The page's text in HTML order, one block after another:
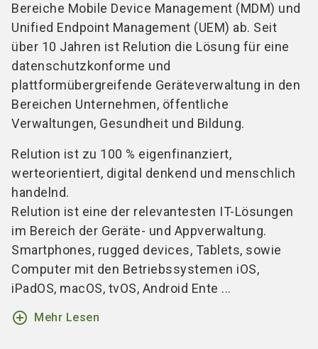
Bereiche Mobile Device Management (MDM) und
Unified Endpoint Management (UEM) ab. Seit
über 10 Jahren ist Relution die Lösung für eine
datenschutzkonforme und
plattformübergreifende Geräteverwaltung in den
Bereichen Unternehmen, öffentliche
Verwaltungen, Gesundheit und Bildung.
Relution ist zu 100 % eigenfinanziert,
werteorientiert, digital denkend und menschlich
handelnd.
Relution ist eine der relevantesten IT-Lösungen
im Bereich der Geräte- und Appverwaltung.
Smartphones, rugged devices, Tablets, sowie
Computer mit den Betriebssystemen iOS,
iPadOS, macOS, tvOS, Android Ente ...
add_circle_outline Mehr Lesen